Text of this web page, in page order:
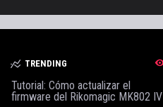
TRENDING
Tutorial: Cómo actualizar el
firmware del Rikomagic MK802 IV